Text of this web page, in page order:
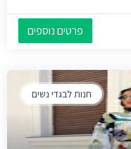
פרטים נוספים
חנות לבגדי נשים